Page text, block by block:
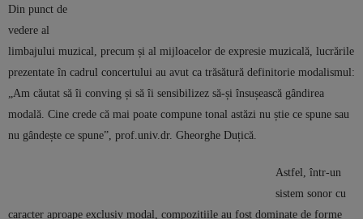
Din punct de
vedere al
limbajului muzical, precum și al mijloacelor de expresie muzicală, lucrările
prezentate în cadrul concertului au avut ca trăsătură definitorie modalismul:
„Am căutat să îi conving și să îi sensibilizez să-și însușească gândirea
modală. Cine crede că mai poate compune tonal astăzi nu știe ce spune sau
nu gândește ce spune”, prof.univ.dr. Gheorghe Duțică.
Astfel, într-un
sistem sonor cu
caracter aproape exclusiv modal, compozițiile au fost dominate de forme